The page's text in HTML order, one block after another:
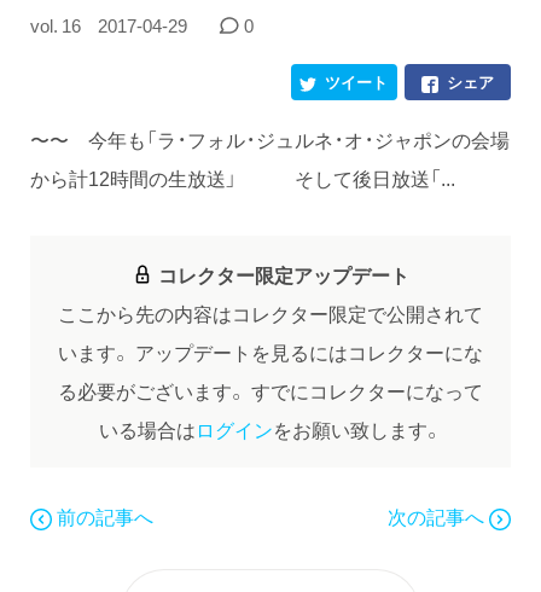
vol. 16 2017-04-29 0
シェア
ツイート
〜〜 今年も「ラ・フォル・ジュルネ・オ・ジャポンの会場
から計12時間の生放送」 そして後日放送「...
コレクター限定アップデート
ここから先の内容はコレクター限定で公開されて
います。 アップデートを見るにはコレクターにな
る必要がございます。 すでにコレクターになって
いる場合はログインをお願い致します。
前の記事へ 次の記事へ